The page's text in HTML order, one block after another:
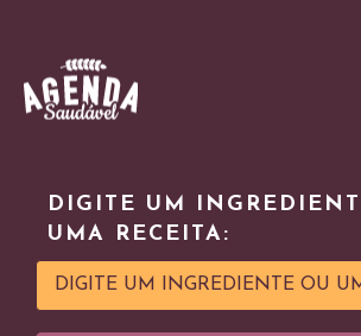
DIGITE UM
UMA RECEITA: